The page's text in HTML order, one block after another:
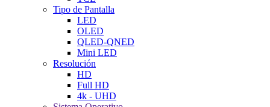
Tipo de Pantalla
LED
OLED
QLED-QNED
Mini LED
Resolución
HD
Full HD
4k - UHD